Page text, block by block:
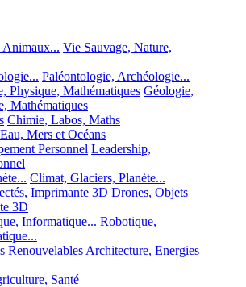
Animaux... Vie Sauvage, Nature,
Paléontologie, Archéologie...
Physique, Mathématiques Géologie,
Mathématiques
Chimie, Labos, Maths
Eau, Mers et Océans
Personnel Leadership,
Climat, Glaciers, Planète...
Imprimante 3D Drones, Objets
3D
Informatique... Robotique,
Renouvelables Architecture, Energies
Santé